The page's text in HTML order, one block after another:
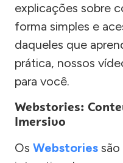
explicações sobre
forma simples e
daqueles que
prática, nossos
para você.
Webstories:
Imersivo
Os Webstories